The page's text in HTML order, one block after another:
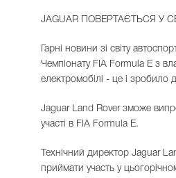
JAGUAR ПОВЕРТАЄТЬСЯ У
Гарні новини зі світу
Чемпіонату FIA Formula E з
електромобілі - це і зробило
Jaguar Land Rover зможе
участі в FIA Formula E.
Технічний директор Jaguar
приймати участь у